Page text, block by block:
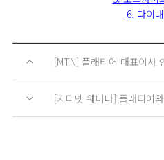
6. 다이
[MTN] 플래티어 대표이사
[지디넷 웨비나] 플래티어